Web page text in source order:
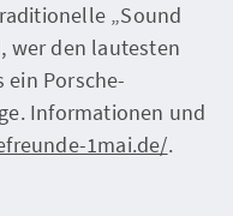
„Sound
wer den lautesten
ein Porsche-
Informationen und
1mai.de/.